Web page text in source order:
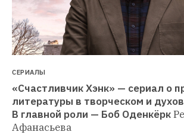
СЕРИАЛЫ
«Счастливчик Хэнк» — сериал о
литературы в творческом и
В главной роли — Боб Оденкёрк
Афанасьева